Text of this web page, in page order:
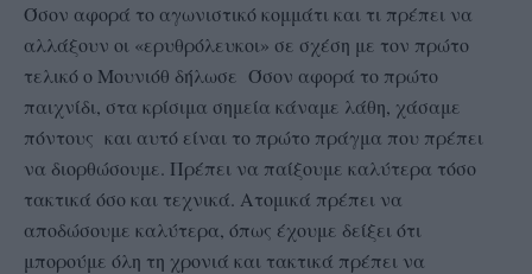
Όσον αφορά το αγωνιστικό κομμάτι και τι πρέπει να
αλλάξουν οι «ερυθρόλευκοι» σε σχέση με τον πρώτο
τελικό ο Μουνιόθ δήλωσε Όσον αφορά το πρώτο
παιχνίδι, στα κρίσιμα σημεία κάναμε λάθη, χάσαμε
πόντους και αυτό είναι το πρώτο πράγμα που πρέπει
να διορθώσουμε. Πρέπει να παίξουμε καλύτερα τόσο
τακτικά όσο και τεχνικά. Ατομικά πρέπει να
αποδώσουμε καλύτερα, όπως έχουμε δείξει ότι
μπορούμε όλη τη χρονιά και τακτικά πρέπει να